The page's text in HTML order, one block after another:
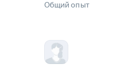
Общий опыт